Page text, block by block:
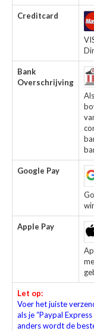
Creditcard
Bank
Overschrijving
Google Pay
Apple Pay
Let op:
Voer het juiste
als je “Paypal
anders wordt de